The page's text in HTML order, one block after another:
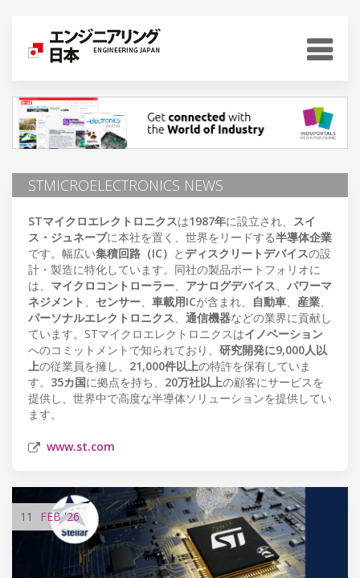
STMICROELECTRONICS NEWS
STマイクロエレクトロニクスは1987年に設立され、 スイ
ス・ジュネーブに本社を置く、世界をリードする半導体企業
です。幅広い集積回路（IC） とディスクリートデバイスの設
計・製造に特化しています。同社の製品ポートフォリオに
は、 マイクロコントローラー、 アナログデバイス、 パワーマ
ネジメント 、 センサー、 車載用ICが含まれ、 自動車、 産業、
パーソナルエレクトロニクス、 通信機器などの業界に貢献し
ています。STマイクロエレクトロニクスはイノベーション
へのコミットメントで知られており、 研究開発に9,000人以
上の従業員を擁し、 21,000件以上の特許を保有していま
す。 35カ国に拠点を持ち、 20万社以上の顧客にサービスを
提供し、世界中で高度な半導体ソリューションを提供してい
ます。
www.st.com
11 FEB'26